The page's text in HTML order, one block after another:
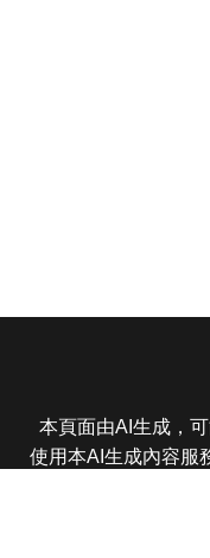
本頁面由AI生成，
使用本AI生成內容服